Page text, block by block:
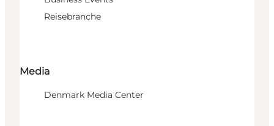
Reisebranche
Media
Denmark Media Center